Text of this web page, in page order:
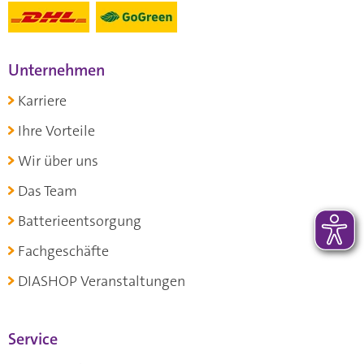
Unternehmen
Karriere
Ihre Vorteile
Wir über uns
Das Team
Batterieentsorgung
Fachgeschäfte
DIASHOP Veranstaltungen
Service